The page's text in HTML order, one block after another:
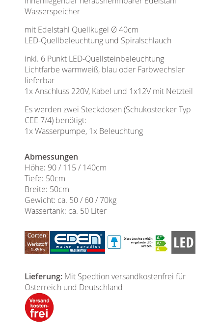
Wasserspeicher
mit Edelstahl Quellkugel Ø 40cm
LED-Quellbeleuchtung und Spiralschlauch
inkl. 6 Punkt LED-Quellsteinbeleuchtung
Lichtfarbe warmweiß, blau oder Farbwechsler
lieferbar
1x Anschluss 220V, Kabel und 1x12V mit Netzteil
Es werden zwei Steckdosen (Schukostecker Typ
CEE 7/4) benötigt:
1x Wasserpumpe, 1x Beleuchtung
Abmessungen
Höhe: 90 / 115 / 140cm
Tiefe: 50cm
Breite: 50cm
Gewicht: ca. 50 / 60 / 70kg
Wassertank: ca. 50 Liter
Lieferung: Mit Spedtion versandkostenfrei für
Österreich und Deutschland